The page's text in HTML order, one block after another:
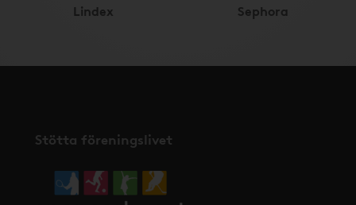
Lindex Sephora
Stötta föreningslivet